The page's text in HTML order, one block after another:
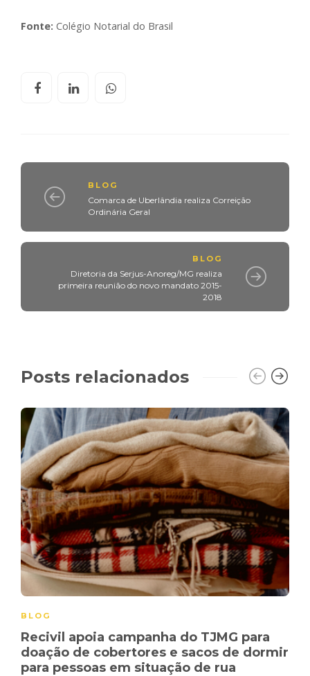
Fonte: Colégio Notarial do Brasil
BLOG
Comarca de Uberlândia realiza Correição
Ordinária Geral
BLOG
Diretoria da Serjus-Anoreg/MG realiza
primeira reunião do novo mandato 2015-
2018
Posts relacionados
BLOG
Recivil apoia campanha do TJMG para
doação de cobertores e sacos de dormir
para pessoas em situação de rua